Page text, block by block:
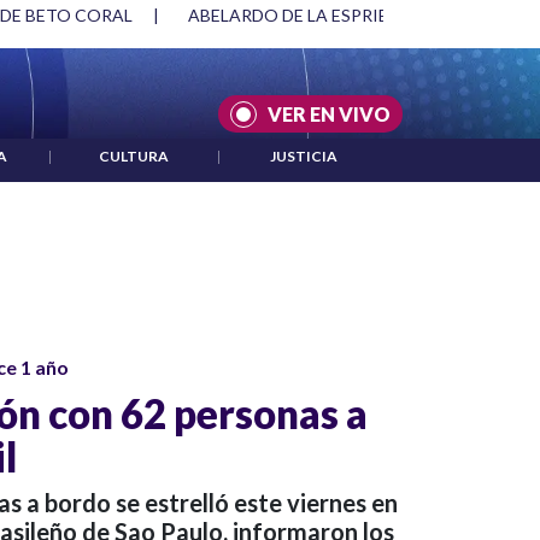
BETO CORAL | ABELARDO DE LA ESPRIELLA Y DMG
VER EN VIVO
| CULTURA | JUSTICIA
1 año
con 62 personas a
a bordo se estrelló este viernes en
de Sao Paulo, informaron los